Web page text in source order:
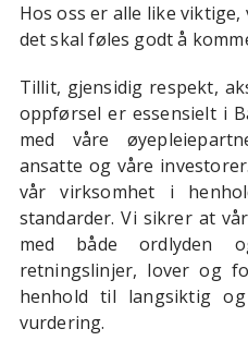
Hos oss er alle like
det skal føles godt å
Tillit, gjensidig respekt,
oppførsel er essensielt i
med våre
ansatte og våre
vår virksomhet i
standarder. Vi sikrer at
med både ordlyden
retningslinjer, lover og
henhold til langsiktig
vurdering.